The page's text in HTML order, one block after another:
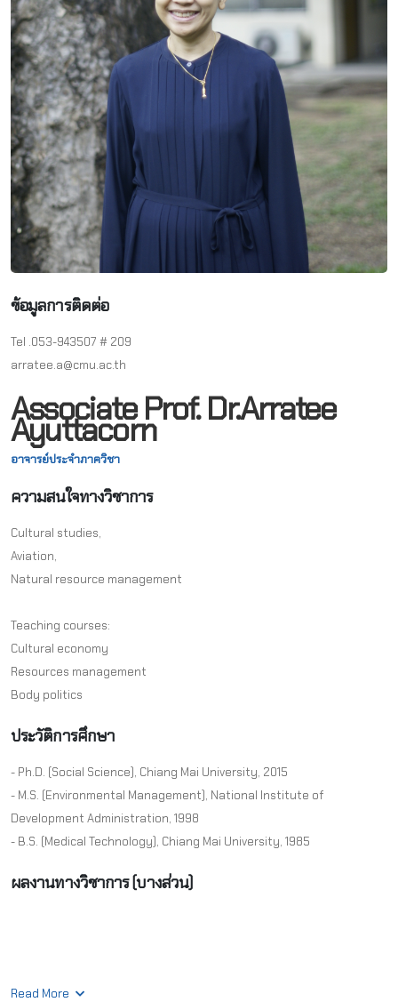
Associate Prof. Dr.Arratee
Ayuttacorn
อาจารย์ประจำภาควิชา
ความสนใจทางวิชาการ
Cultural studies,
Aviation,
Natural resource management
Teaching courses:
Cultural economy
Resources management
Body politics
ประวัติการศึกษา
- Ph.D. (Social Science), Chiang Mai University, 2015
- M.S. (Environmental Management), National Institute of
Development Administration, 1998
- B.S. (Medical Technology), Chiang Mai University, 1985
ผลงานทางวิชาการ (บางส่วน)
Read More
ข้อมูลการติดต่อ
Tel .053-943507 # 209
arratee.a@cmu.ac.th